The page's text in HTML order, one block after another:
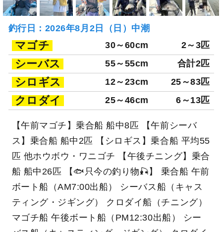
釣行日：2026年8月2日（日）中潮
マゴチ 30～60cm 2～3匹
シーバス 55～55cm 合計2匹
シロギス 12～23cm 25～83匹
クロダイ 25～46cm 6～13匹
【午前マゴチ】乗合船 船中8匹 【午前シーバ
ス】乗合船 船中2匹 【シロギス】乗合船 平均55
匹 他ホウボウ・ワニゴチ 【午後チニング】乗合
船 船中26匹 【🐟只今の釣り物🎣】 乗合船 午前
ボート船（AM7:00出船） シーバス船（キャス
ティング・ジギング） クロダイ船（チニング）
マゴチ船 午後ボート船（PM12:30出船） シー